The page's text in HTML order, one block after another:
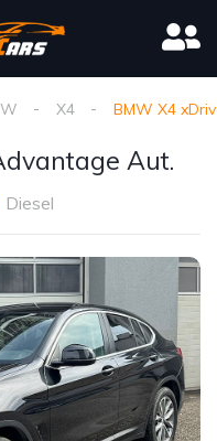
X4 BMW X4
Aut.
Diesel